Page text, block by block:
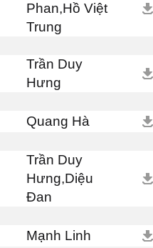
Phan,Hồ Việt
Trung
Trần Duy
Hưng
Quang Hà
Trần Duy
Hưng,Diệu
Đan
Mạnh Linh